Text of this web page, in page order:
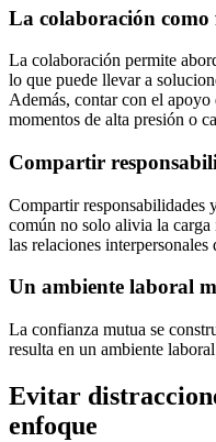
La colaboración como
La colaboración permite
lo que puede llevar a
Además, contar con el
momentos de alta presión o
Compartir
Compartir responsabilidades
común no solo alivia la
las relaciones
Un ambiente laboral
La confianza mutua se
resulta en un ambiente
Evitar
enfoque